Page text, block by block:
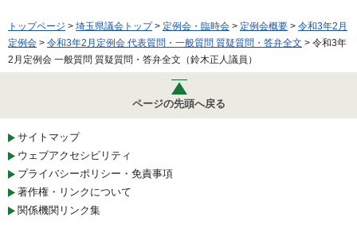
トップページ > 埼玉県議会トップ> 定例会・臨時会 > 定例会概要 > 令和3年2月
定例会 > 令和3年2月定例会 代表質問・一般質問 質疑質問・答弁全文 > 令和3年
2月定例会 一般質問 質疑質問・答弁全文（鈴木正人議員）
ページの先頭へ戻る
サイトマップ
ウェブアクセシビリティ
プライバシーポリシー・免責事項
著作権・リンクについて
関係機関リンク集